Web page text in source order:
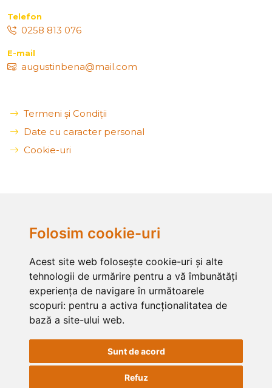
Folosim cookie-uri
Acest site web folosește cookie-uri și alte
tehnologii de urmărire pentru a vă îmbunătăți
experiența de navigare în următoarele
scopuri: pentru a activa funcționalitatea de
bază a site-ului web.
Sunt de acord
Refuz
Telefon
0258 813 076
E-mail
augustinbena@mail.com
Termeni și Condiții
Date cu caracter personal
Cookie-uri